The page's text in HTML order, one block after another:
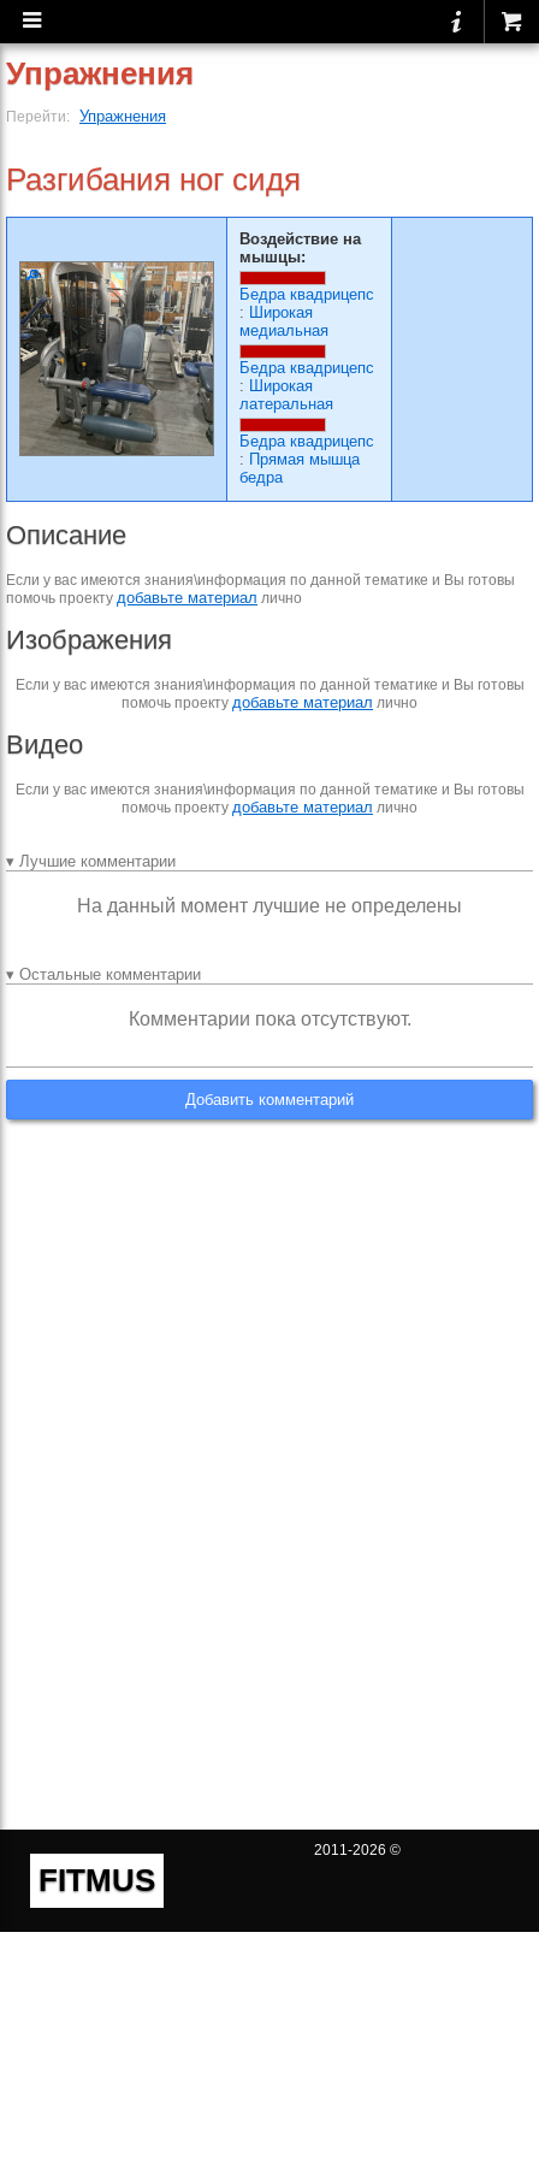
Упражнения
Перейти: Упражнения
Разгибания ног сидя
Воздействие на
мышцы:
Бедра квадрицепс
: Широкая
медиальная
Бедра квадрицепс
: Широкая
латеральная
Бедра квадрицепс
: Прямая мышца
бедра
Описание
Если у вас имеются знания\информация по данной тематике и Вы готовы
помочь проекту добавьте материал лично
Изображения
Если у вас имеются знания\информация по данной тематике и Вы готовы
помочь проекту добавьте материал лично
Видео
Если у вас имеются знания\информация по данной тематике и Вы готовы
помочь проекту добавьте материал лично
▾ Лучшие комментарии
На данный момент лучшие не определены
▾ Остальные комментарии
Комментарии пока отсутствуют.
Добавить комментарий
FITMUS
2011-2026 ©